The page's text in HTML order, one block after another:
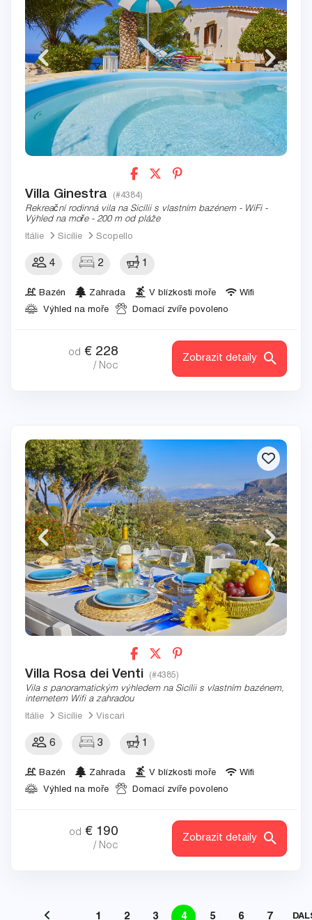
Villa Ginestra (#4384)
Rekreační rodinná vila na Sicílii s vlastním bazénem - WiFi -
Výhled na moře - 200 m od pláže
Itálie
Sicílie Scopello
4 2 1
Bazén Zahrada V blízkosti moře
Wifi
Výhled na moře
Domací zvíře povoleno
od € 228
/ Noc
Zobrazit detaily
Villa Rosa dei Venti (#4385)
Vila s panoramatickým výhledem na Sicílii s vlastním bazénem,
internetem Wifi a zahradou
Itálie
Sicílie Viscari
6 3 1
Bazén Zahrada V blízkosti moře
Wifi
Výhled na moře
Domací zvíře povoleno
od € 190
/ Noc
Zobrazit detaily
1 2 3 4 5 6 7